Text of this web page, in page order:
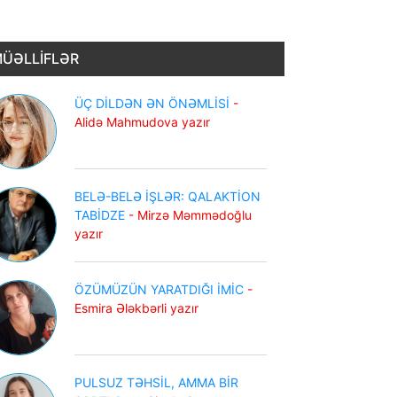
ÜÇ DİLDƏN ƏN ÖNƏMLİSİ -
Alidə Mahmudova yazır
BELƏ-BELƏ İŞLƏR: QALAKTİON
TABİDZE - Mirzə Məmmədoğlu
yazır
ÖZÜMÜZÜN YARATDIĞI İMİC -
Esmira Ələkbərli yazır
PULSUZ TƏHSİL, AMMA BİR